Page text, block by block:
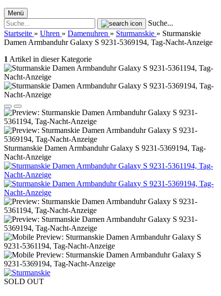
Menü
Suche...
Startseite » Uhren » Damenuhren » Sturmanskie » Sturmanskie
Damen Armbanduhr Galaxy S 9231-5369194, Tag-Nacht-Anzeige
1 Artikel in dieser Kategorie
Sturmanskie Damen Armbanduhr Galaxy S 9231-5369194, Tag-
Nacht-Anzeige
SOLD OUT